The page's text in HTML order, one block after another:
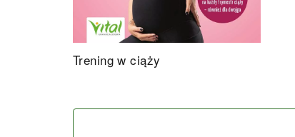
Trening w ciąży